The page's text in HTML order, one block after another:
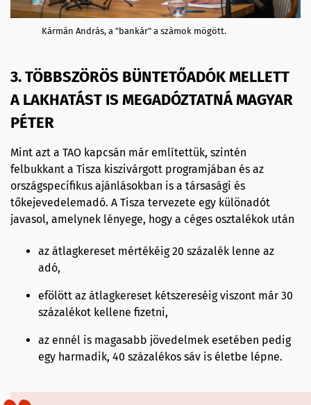
Kármán András, a "bankár" a számok mögött.
3. TÖBBSZÖRÖS BÜNTETŐADÓK MELLETT
A LAKHATÁST IS MEGADÓZTATNÁ MAGYAR
PÉTER
Mint azt a TAO kapcsán már említettük, szintén
felbukkant a Tisza kiszivárgott programjában és az
országspecifikus ajánlásokban is a társasági és
tőkejevedelemadó. A Tisza tervezete egy különadót
javasol, amelynek lényege, hogy a céges osztalékok után
az átlagkereset mértékéig 20 százalék lenne az
adó,
efölött az átlagkereset kétszereséig viszont már 30
százalékot kellene fizetni,
az ennél is magasabb jövedelmek esetében pedig
egy harmadik, 40 százalékos sáv is életbe lépne.